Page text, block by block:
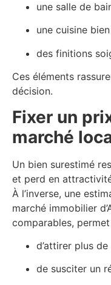
une salle de
une cuisine
des finitions
Ces éléments
décision.
Fixer un
marché
Un bien surestimé
et perd en
À l’inverse, une
marché immobilier
comparables, permet
d’attirer plus
de susciter un